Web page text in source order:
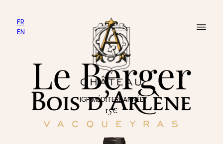
FR
EN
Le Berger
IGP MÉDITERRANNÉE
15€